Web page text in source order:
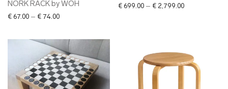
NÖRK RACK by WOH
€ 67.00 – € 74.00Price range: € 67.00 through € 74.00
€ 699.00 – € 2,799.00Price range: €